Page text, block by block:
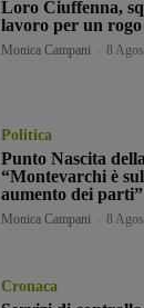
Loro Ciuffenna,
lavoro per un rogo
Monica Campani 8
Politica
Punto Nascita
“Montevarchi è
aumento dei parti”
Monica Campani 8
Cronaca